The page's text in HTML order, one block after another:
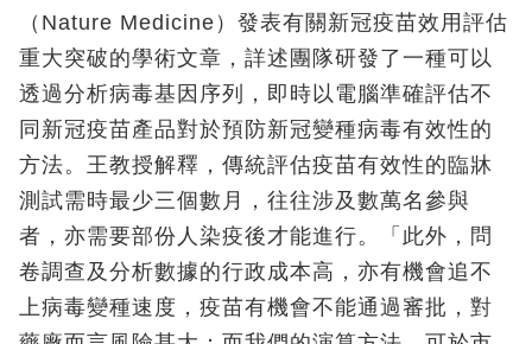
（Nature Medicine）發表有關新冠疫苗效用評估
重大突破的學術文章，詳述團隊研發了一種可以
透過分析病毒基因序列，即時以電腦準確評估不
同新冠疫苗產品對於預防新冠變種病毒有效性的
方法。王教授解釋，傳統評估疫苗有效性的臨牀
測試需時最少三個數月，往往涉及數萬名參與
者，亦需要部份人染疫後才能進行。「此外，問
卷調查及分析數據的行政成本高，亦有機會追不
上病毒變種速度，疫苗有機會不能通過審批，對